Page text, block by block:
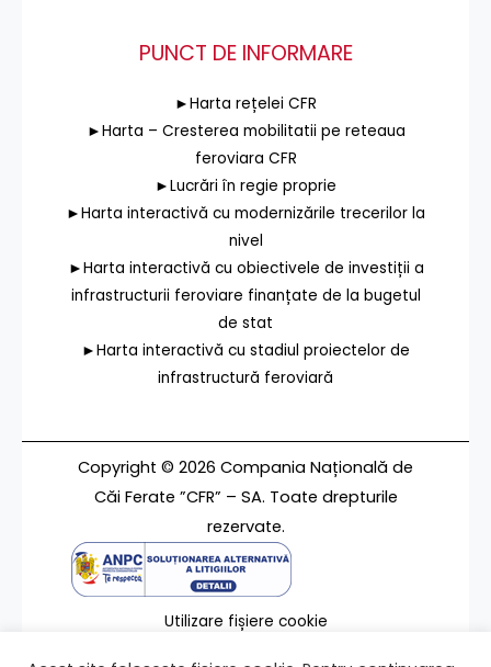
PUNCT DE INFORMARE
►Harta rețelei CFR
►Harta – Cresterea mobilitatii pe reteaua
feroviara CFR
►Lucrări în regie proprie
►Harta interactivă cu modernizările trecerilor la
nivel
►Harta interactivă cu obiectivele de investiții a
infrastructurii feroviare finanțate de la bugetul
de stat
►Harta interactivă cu stadiul proiectelor de
infrastructură feroviară
Copyright © 2026 Compania Națională de
Căi Ferate ”CFR” – SA. Toate drepturile
rezervate.
Utilizare fișiere cookie